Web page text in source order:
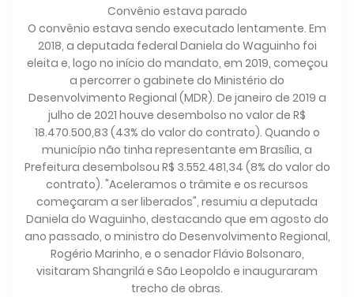
Convênio estava parado
O convênio estava sendo executado lentamente. Em
2018, a deputada federal Daniela do Waguinho foi
eleita e, logo no início do mandato, em 2019, começou
a percorrer o gabinete do Ministério do
Desenvolvimento Regional (MDR). De janeiro de 2019 a
julho de 2021 houve desembolso no valor de R$
18.470.500,83 (43% do valor do contrato). Quando o
município não tinha representante em Brasília, a
Prefeitura desembolsou R$ 3.552.481,34 (8% do valor do
contrato). "Aceleramos o trâmite e os recursos
começaram a ser liberados", resumiu a deputada
Daniela do Waguinho, destacando que em agosto do
ano passado, o ministro do Desenvolvimento Regional,
Rogério Marinho, e o senador Flávio Bolsonaro,
visitaram Shangrilá e São Leopoldo e inauguraram
trecho de obras.